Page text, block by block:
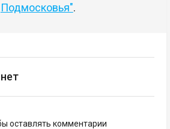
Подмосковья".
оставлять комментарии